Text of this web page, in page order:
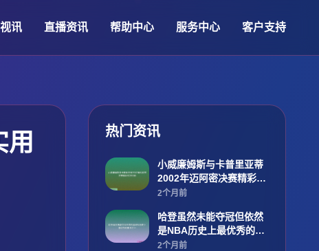
讯 直播资讯 帮助中心 服务中心 客户支持
热门资讯
小威廉姆斯与卡普里亚蒂
2002年迈阿密决赛精彩对
决回顾
2个月前
哈登虽然未能夺冠但依然
是NBA历史上最优秀的球
员之一
2个月前